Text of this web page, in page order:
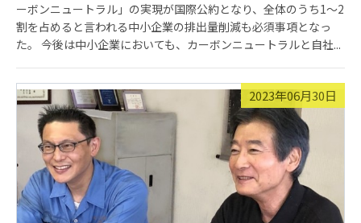
ーボンニュートラル」の実現が国際公約となり、全体のうち1～2
割を占めると言われる中小企業の排出量削減も必須事項となっ
た。 今後は中小企業においても、カーボンニュートラルと自社...
2023年06月30日